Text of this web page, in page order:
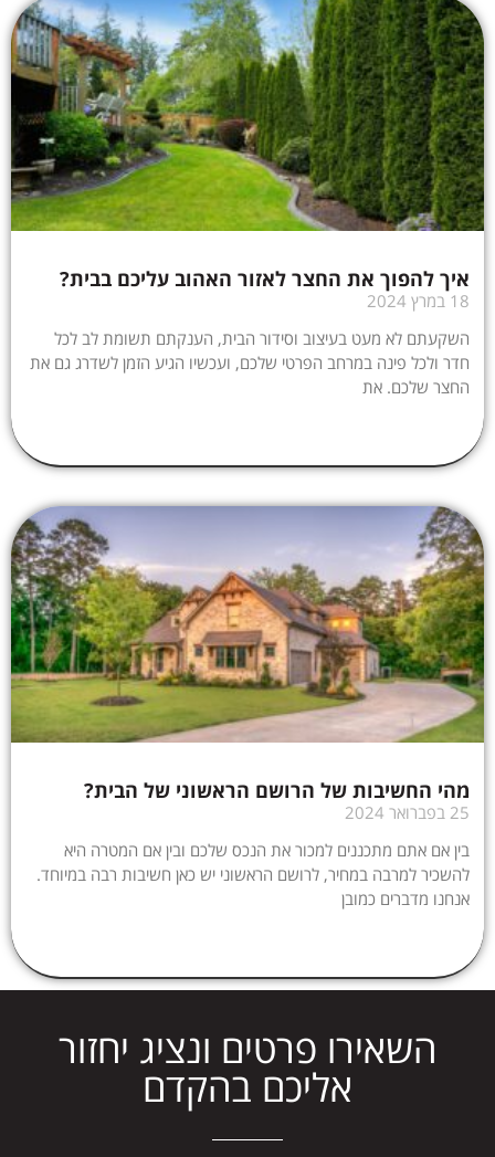
איך להפוך את החצר לאזור האהוב עליכם בבית?
18 במרץ 2024
השקעתם לא מעט בעיצוב וסידור הבית, הענקתם תשומת לב לכל
חדר ולכל פינה במרחב הפרטי שלכם, ועכשיו הגיע הזמן לשדרג גם את
החצר שלכם. את
מהי החשיבות של הרושם הראשוני של הבית?
25 בפברואר 2024
בין אם אתם מתכננים למכור את הנכס שלכם ובין אם המטרה היא
להשכיר למרבה במחיר, לרושם הראשוני יש כאן חשיבות רבה במיוחד.
אנחנו מדברים כמובן
השאירו פרטים ונציג יחזור
אליכם בהקדם